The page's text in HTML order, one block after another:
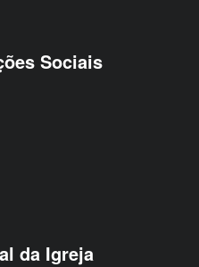
Sociais
da Igreja